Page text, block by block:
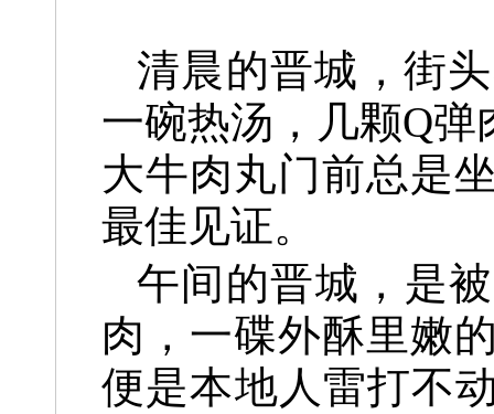
清晨的晋城，街
一碗热汤，几颗Q
大牛肉丸门前总是
最佳见证。
午间的晋城，是
肉，一碟外酥里嫩
便是本地人雷打不